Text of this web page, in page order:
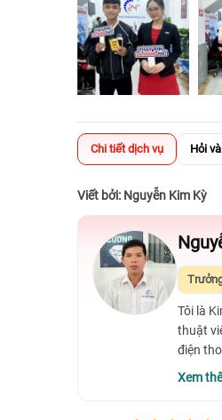
Chi tiết dịch vụ Hỏi
Viết bởi: Nguyễn Kim Kỳ
Tôi là
thuật
điện
Xem